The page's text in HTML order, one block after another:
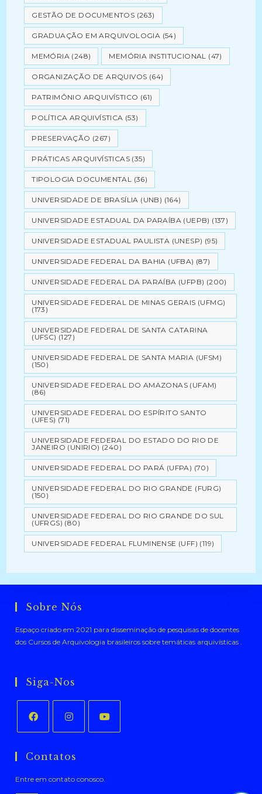
GESTÃO DE DOCUMENTOS (263)
GRADUAÇÃO EM ARQUIVOLOGIA (54)
MEMÓRIA (248) MEMÓRIA INSTITUCIONAL (47)
ORGANIZAÇÃO DE ARQUIVOS (64)
PATRIMÔNIO ARQUIVÍSTICO (61)
POLÍTICA ARQUIVÍSTICA (53)
PRESERVAÇÃO (267)
PRÁTICAS ARQUIVÍSTICAS (35)
TIPOLOGIA DOCUMENTAL (36)
UNIVERSIDADE DE BRASÍLIA (UNB) (164)
UNIVERSIDADE ESTADUAL DA PARAÍBA (UEPB) (137)
UNIVERSIDADE ESTADUAL PAULISTA (UNESP) (95)
UNIVERSIDADE FEDERAL DA BAHIA (UFBA) (87)
UNIVERSIDADE FEDERAL DA PARAÍBA (UFPB) (200)
UNIVERSIDADE FEDERAL DE MINAS GERAIS (UFMG)
(173)
UNIVERSIDADE FEDERAL DE SANTA CATARINA
(UFSC) (127)
UNIVERSIDADE FEDERAL DE SANTA MARIA (UFSM)
(150)
UNIVERSIDADE FEDERAL DO AMAZONAS (UFAM)
(86)
UNIVERSIDADE FEDERAL DO ESPÍRITO SANTO
(UFES) (71)
UNIVERSIDADE FEDERAL DO ESTADO DO RIO DE
JANEIRO (UNIRIO) (240)
UNIVERSIDADE FEDERAL DO PARÁ (UFPA) (70)
UNIVERSIDADE FEDERAL DO RIO GRANDE (FURG)
(150)
UNIVERSIDADE FEDERAL DO RIO GRANDE DO SUL
(UFRGS) (80)
UNIVERSIDADE FEDERAL FLUMINENSE (UFF) (119)
Sobre Nós
Espaço criado em 2021 para disseminação de pesquisas de docentes
dos Cursos de Arquivologia brasileiros sobre temáticas arquivísticas .
Siga-Nos
em
nova
em
nova
nova
Contatos
Entre em contato conosco.